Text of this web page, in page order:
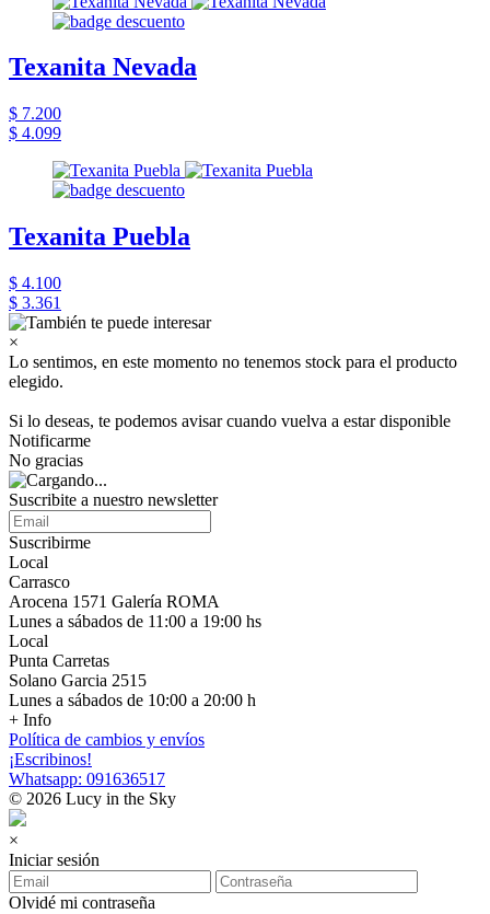
Texanita Nevada
$ 7.200
$ 4.099
Texanita Puebla
$ 4.100
$ 3.361
×
Lo sentimos, en este momento no tenemos stock para el producto
elegido.
Si lo deseas, te podemos avisar cuando vuelva a estar disponible
Notificarme
No gracias
Suscribite a nuestro newsletter
Suscribirme
Local
Carrasco
Arocena 1571 Galería ROMA
Lunes a sábados de 11:00 a 19:00 hs
Local
Punta Carretas
Solano Garcia 2515
Lunes a sábados de 10:00 a 20:00 h
+ Info
Política de cambios y envíos
¡Escribinos!
Whatsapp: 091636517
© 2026 Lucy in the Sky
×
Iniciar sesión
Olvidé mi contraseña